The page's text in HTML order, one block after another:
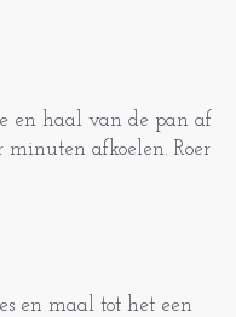
en haal van de pan af
afkoelen. Roer
en maal tot het een